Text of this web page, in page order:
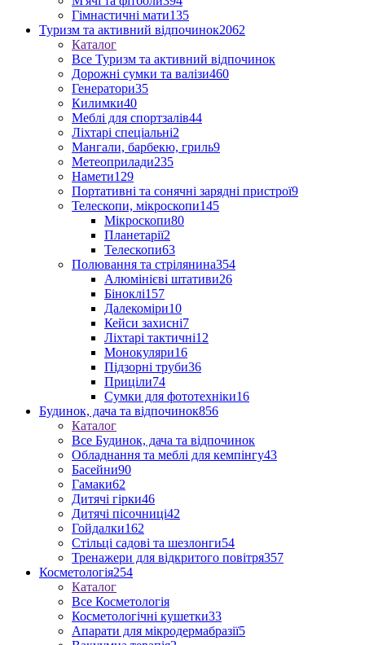
Гімнастичні мати135
Туризм та активний відпочинок2062
Каталог
Все Туризм та активний відпочинок
Дорожні сумки та валізи460
Генератори35
Килимки40
Меблі для спортзалів44
Ліхтарі спеціальні2
Мангали, барбекю, гриль9
Метеоприлади235
Намети129
Портативні та сонячні зарядні пристрої9
Телескопи, мікроскопи145
Мікроскопи80
Планетарії2
Телескопи63
Полювання та стрілянина354
Алюмінієві штативи26
Біноклі157
Далекоміри10
Кейси захисні7
Ліхтарі тактичні12
Монокуляри16
Підзорні труби36
Приціли74
Сумки для фототехніки16
Будинок, дача та відпочинок856
Каталог
Все Будинок, дача та відпочинок
Обладнання та меблі для кемпінгу43
Басейни90
Гамаки62
Дитячі гірки46
Дитячі пісочниці42
Гойдалки162
Стільці садові та шезлонги54
Тренажери для відкритого повітря357
Косметологія254
Каталог
Все Косметологія
Косметологічні кушетки33
Апарати для мікродермабразії5